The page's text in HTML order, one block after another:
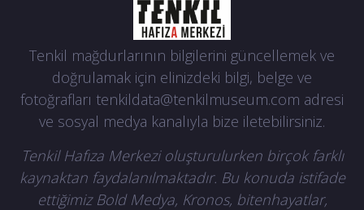
Tenkil mağdurlarının bilgilerini güncellemek ve
doğrulamak için elinizdeki bilgi, belge ve
fotoğrafları tenkildata@tenkilmuseum.com adresi
ve sosyal medya kanalıyla bize iletebilirsiniz.
Tenkil Hafıza Merkezi oluşturulurken birçok farklı
kaynaktan faydalanılmaktadır. Bu konuda istifade
ettiğimiz Bold Medya, Kronos, bitenhayatlar,